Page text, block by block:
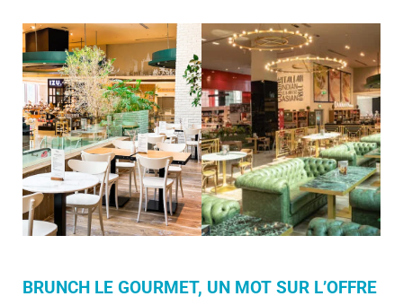
BRUNCH LE GOURMET, UN MOT SUR L’OFFRE